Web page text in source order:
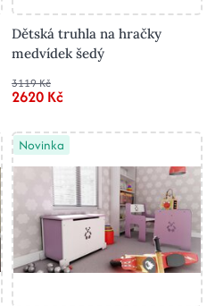
Dětská truhla na hračky
medvídek šedý
3119 Kč
2620 Kč
Novinka